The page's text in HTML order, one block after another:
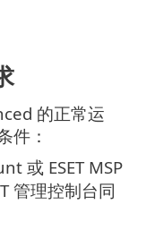
的正常运
件：
或 ESET MSP
管理控制台同